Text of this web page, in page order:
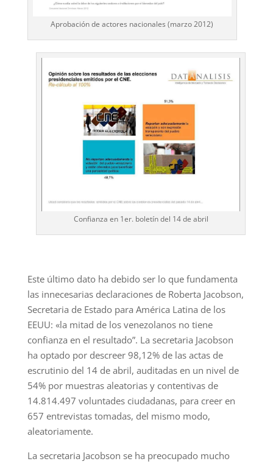
Aprobación de actores nacionales (marzo 2012)
Confianza en 1er. boletín del 14 de abril
Este último dato ha debido ser lo que fundamenta
las innecesarias declaraciones de Roberta Jacobson,
Secretaria de Estado para América Latina de los
EEUU: «la mitad de los venezolanos no tiene
confianza en el resultado”. La secretaria Jacobson
ha optado por descreer 98,12% de las actas de
escrutinio del 14 de abril, auditadas en un nivel de
54% por muestras aleatorias y contentivas de
14.814.497 voluntades ciudadanas, para creer en
657 entrevistas tomadas, del mismo modo,
aleatoriamente.
La secretaria Jacobson se ha preocupado mucho